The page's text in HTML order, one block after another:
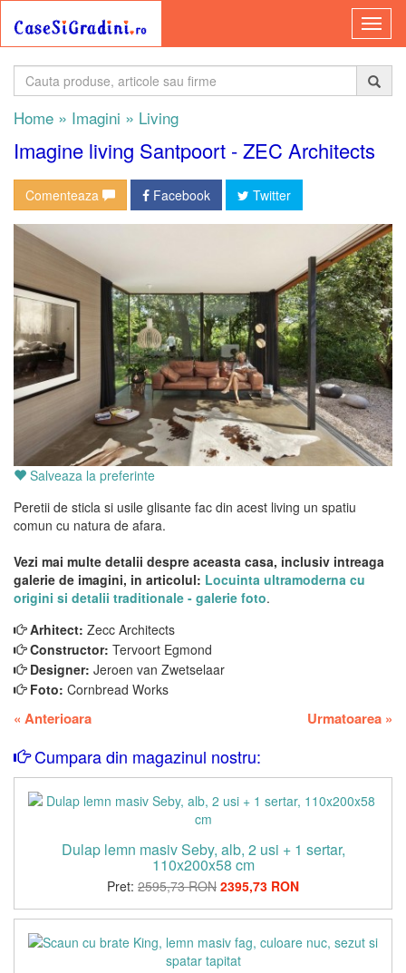
Home » Imagini » Living
Imagine living Santpoort - ZEC Architects
Comenteaza Facebook Twitter
Salveaza la preferinte
Peretii de sticla si usile glisante fac din acest living un spatiu
comun cu natura de afara.
Vezi mai multe detalii despre aceasta casa, inclusiv intreaga
galerie de imagini, in articolul: Locuinta ultramoderna cu
origini si detalii traditionale - galerie foto.
Arhitect: Zecc Architects
Constructor: Tervoort Egmond
Designer: Jeroen van Zwetselaar
Foto: Cornbread Works
« Anterioara Urmatoarea »
Cumpara din magazinul nostru:
Dulap lemn masiv Seby, alb, 2 usi + 1 sertar,
110x200x58 cm
Pret: 2595,73 RON 2395,73 RON